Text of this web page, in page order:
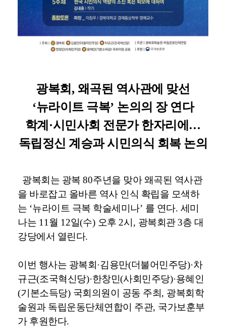
광복회 , 왜곡된 역사관에 맞선
‘뉴라이트 극복’ 논의의 장 연다
학계 ·시민사회 전문가 한자리에 …
독립정신 계승과 시민의식 회복 논의
광복회는 광복80주년을 맞아 왜곡된 역사관
을 바로잡고 올바른 역사 인식 확립을 모색하
는 ‘뉴라이트 극복 학술세미나’ 를 연다. 세미
나는 11월 12일(수) 오후2시 , 광복회관 3층 대
강당에서 열린다.
이번 행사는 광복회 ·김용만(더불어민주당)·차
규근(조국혁신당)·한창민(사회민주당)·용혜인
(기본소득당) 국회의원이 공동 주최 , 광복회학
술원과 독립운동단체연합이 주관, 국가보훈부
가 후원한다.